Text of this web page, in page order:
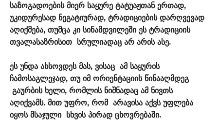
საზოგადოების მიერ საყურე ტატუაჟთან ერთად,
უკიდურესად ნეგატიურად, ტრადიციების დარღვევად
აღიქმება, თუმცა კი სინამდვილეში ეს ტრადიციის
თვალასაზრისით სრულიადაც არ არის ასე.
ეს უნდა ახსოვდეს მას, ვისაც ამ საყურის
ჩამოსაგლეჯად, თუ იმ ორიენტაციის წინააღმდეგ
გაურბის ხელი, რომლის ნიშნადაც ამ ნივთს
აღიქვამს. მით უფრო, რომ არავისა აქვს უფლება
იყოს მსაჯული სხვის პირად ცხოვრებაში.